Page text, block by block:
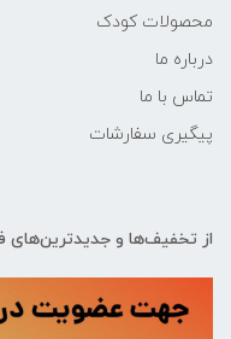
محصولات کودک
درباره ما
تماس با ما
پیگیری سفارشات
از تخفیف‌ها و جدیدترین‌های